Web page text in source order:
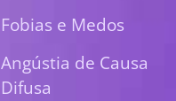
Fobias e Medos
Angústia de Causa
Difusa